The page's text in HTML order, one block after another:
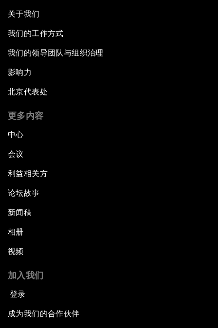
关于我们
我们的工作方式
我们的领导团队与组织治理
影响力
北京代表处
更多内容
中心
会议
利益相关方
论坛故事
新闻稿
相册
视频
加入我们
登录
成为我们的合作伙伴